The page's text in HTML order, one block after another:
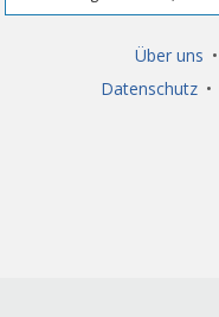
Über uns •
Datenschutz •